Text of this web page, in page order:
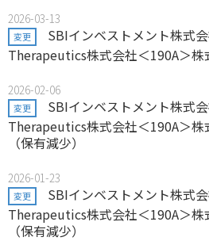
2026-03-13
変更
SBIインベストメント株式
Therapeutics株式会社＜190A＞株
2026-02-06
変更
SBIインベストメント株式
Therapeutics株式会社＜190A＞株
（保有減少）
2026-01-23
変更
SBIインベストメント株式
Therapeutics株式会社＜190A＞株
（保有減少）